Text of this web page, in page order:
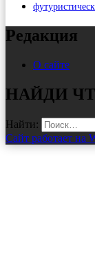
Редакция
О сайте
НАЙДИ
Найти:
Сайт работает на